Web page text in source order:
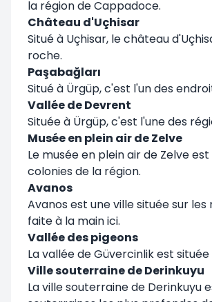
la région de Cappadoce.
Château d'Uçhisar
Situé à Uçhisar, le château
roche.
Paşabağları
Situé à Ürgüp, c'est l'un des
Vallée de Devrent
Située à Ürgüp, c'est l'une des
Musée en plein air de Zelve
Le musée en plein air de Zelve
colonies de la région.
Avanos
Avanos est une ville située sur
faite à la main ici.
Vallée des pigeons
La vallée de Güvercinlik est
Ville souterraine de Derinkuyu
La ville souterraine de Derinkuyu